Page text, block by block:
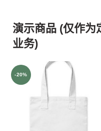
演示商品 (仅作为
业务)
-20%